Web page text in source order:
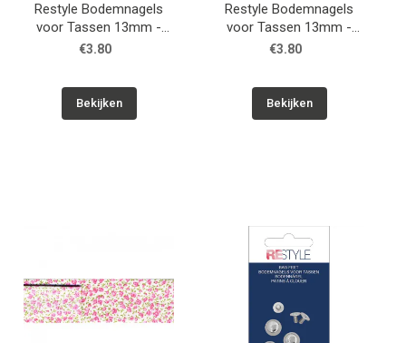
Restyle Bodemnagels
voor Tassen 13mm -
Goud
€3.80
Bekijken
Restyle Bodemnagels
voor Tassen 13mm -
Brons
€3.80
Bekijken